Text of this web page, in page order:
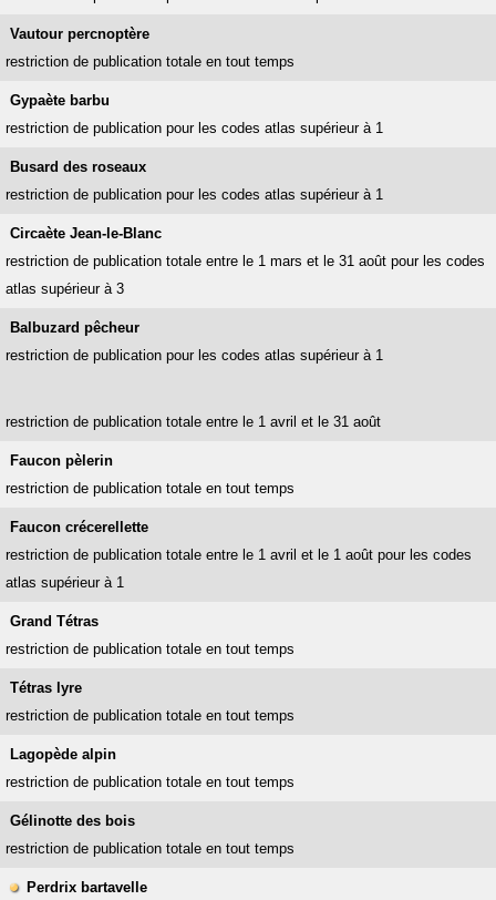
Vautour percnoptère
restriction de publication totale en tout temps
Gypaète barbu
restriction de publication pour les codes atlas supérieur à 1
Busard des roseaux
restriction de publication pour les codes atlas supérieur à 1
Circaète Jean-le-Blanc
restriction de publication totale entre le 1 mars et le 31 août pour les codes
atlas supérieur à 3
Balbuzard pêcheur
restriction de publication pour les codes atlas supérieur à 1
restriction de publication totale entre le 1 avril et le 31 août
Faucon pèlerin
restriction de publication totale en tout temps
Faucon crécerellette
restriction de publication totale entre le 1 avril et le 1 août pour les codes
atlas supérieur à 1
Grand Tétras
restriction de publication totale en tout temps
Tétras lyre
restriction de publication totale en tout temps
Lagopède alpin
restriction de publication totale en tout temps
Gélinotte des bois
restriction de publication totale en tout temps
Perdrix bartavelle